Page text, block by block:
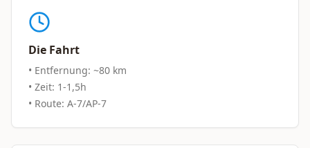
Die Fahrt
• Entfernung: ~80 km
• Zeit: 1-1,5h
• Route: A-7/AP-7